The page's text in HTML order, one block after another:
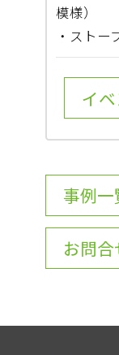
模様）
・ストー
イ
事例一
お問合